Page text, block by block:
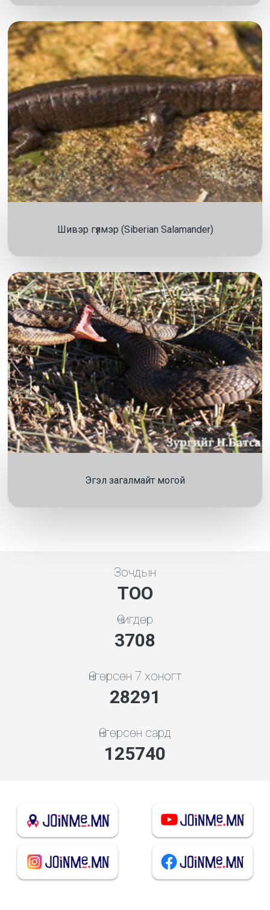
Шивэр гүлмэр (Siberian Salamander)
Эгэл загалмайт могой
Зочдын
ТОО
Өчигдөр
4279
Өнгөрсөн 7 хоногт
32644
Өнгөрсөн сард
145085